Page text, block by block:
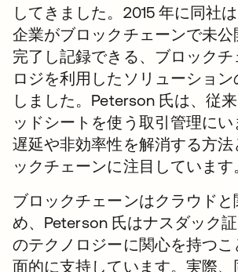
してきました。2015 年に同社
企業がブロックチェーンで未公
完了し記録できる、ブロックチ
ロジを利用したソリューショ
しました。Peterson 氏は、従
ッドシートを使う取引管理に
遅延や非効率性を解消する方法
ックチェーンに注目しています
ブロックチェーンはクラウドと
め、Peterson 氏はナスダック
のテクノロジーに関心を持つ
面的に支持しています。実際、